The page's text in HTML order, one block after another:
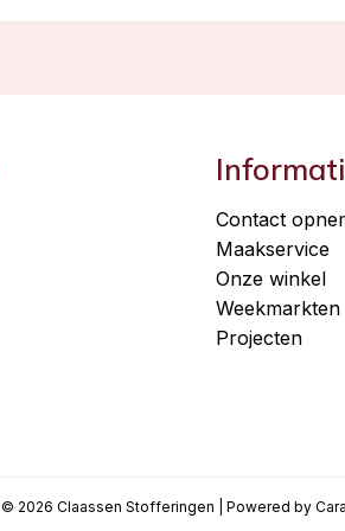
Contact
Maakservice
Onze winkel
Weekmarkten
Projecten
© 2026 Claassen Stofferingen | Powered by